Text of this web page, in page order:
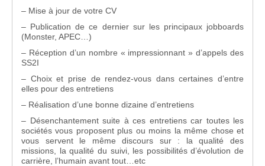
– Mise à jour de votre CV
– Publication de ce dernier sur les principaux jobboards
(Monster, APEC…)
– Réception d’un nombre « impressionnant » d’appels des
SS2I
– Choix et prise de rendez-vous dans certaines d’entre
elles pour des entretiens
– Réalisation d’une bonne dizaine d’entretiens
– Désenchantement suite à ces entretiens car toutes les
sociétés vous proposent plus ou moins la même chose et
vous servent le même discours sur : la qualité des
missions, la qualité du suivi, les possibilités d’évolution de
carrière, l’humain avant tout…etc